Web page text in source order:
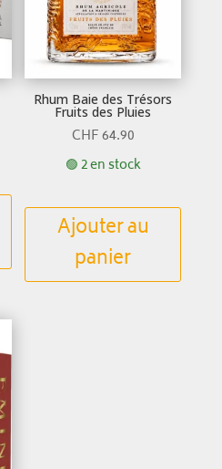
Rhum Baie des Trésors
Fruits des Pluies
CHF64.90
🟢 2 en stock
Ajouter au
panier